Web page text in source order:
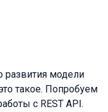
модели
такое. Попробуем
с REST API.